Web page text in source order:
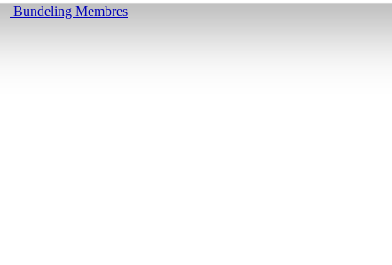
Bundeling Membres